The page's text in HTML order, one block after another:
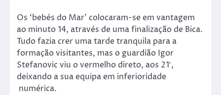
Os ‘bebés do Mar’ colocaram-se em vantagem
ao minuto 14, através de uma finalização de Bica.
Tudo fazia crer uma tarde tranquila para a
formação visitantes, mas o guardião Igor
Stefanovic viu o vermelho direto, aos 21′,
deixando a sua equipa em inferioridade
numérica.